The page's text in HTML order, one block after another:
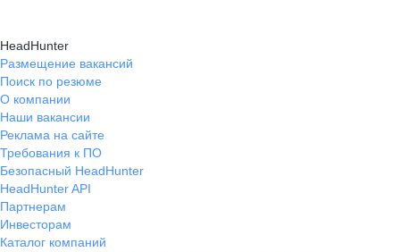
HeadHunter
Размещение вакансий
Поиск по резюме
О компании
Наши вакансии
Реклама на сайте
Требования к ПО
Безопасный HeadHunter
HeadHunter API
Партнерам
Инвесторам
Каталог компаний